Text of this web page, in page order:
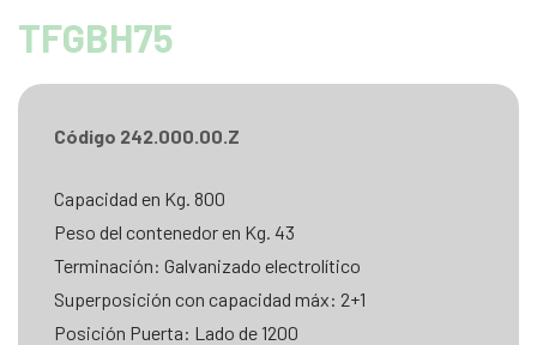
TFGBH75
Código 242.000.00.Z
Capacidad en Kg. 800
Peso del contenedor en Kg. 43
Terminación: Galvanizado electrolítico
Superposición con capacidad máx: 2+1
Posición Puerta: Lado de 1200